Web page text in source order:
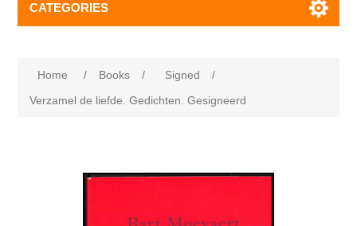
CATEGORIES
Home / Books / Signed
/
Verzamel de liefde. Gedichten. Gesigneerd